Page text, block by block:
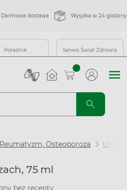
Darmowa dostawa Wysyłka w 24 godziny
Poradnik Serwis Świat Zdrowia
sztuk
Osteoporoza Urazy
75 ml
bez recepty